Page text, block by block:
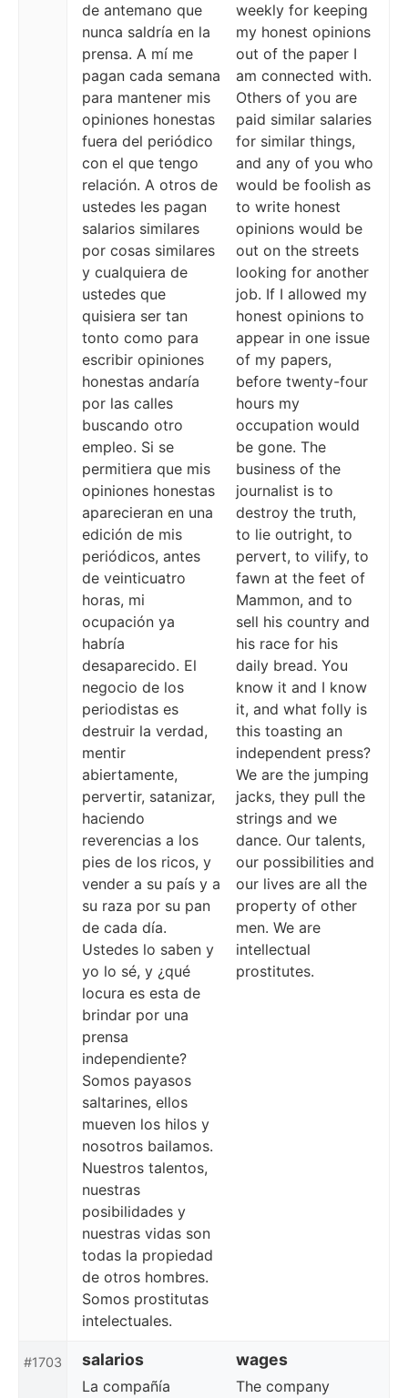
de antemano que
nunca saldría en la
prensa. A mí me
pagan cada semana
para mantener mis
opiniones honestas
fuera del periódico
con el que tengo
relación. A otros de
ustedes les pagan
salarios similares
por cosas similares
y cualquiera de
ustedes que
quisiera ser tan
tonto como para
escribir opiniones
honestas andaría
por las calles
buscando otro
empleo. Si se
permitiera que mis
opiniones honestas
aparecieran en una
edición de mis
periódicos, antes
de veinticuatro
horas, mi
ocupación ya
habría
desaparecido. El
negocio de los
periodistas es
destruir la verdad,
mentir
abiertamente,
pervertir, satanizar,
haciendo
reverencias a los
pies de los ricos, y
vender a su país y a
su raza por su pan
de cada día.
Ustedes lo saben y
yo lo sé, y ¿qué
locura es esta de
brindar por una
prensa
independiente?
Somos payasos
saltarines, ellos
mueven los hilos y
nosotros bailamos.
Nuestros talentos,
nuestras
posibilidades y
nuestras vidas son
todas la propiedad
de otros hombres.
Somos prostitutas
intelectuales.
weekly for keeping
my honest opinions
out of the paper I
am connected with.
Others of you are
paid similar salaries
for similar things,
and any of you who
would be foolish as
to write honest
opinions would be
out on the streets
looking for another
job. If I allowed my
honest opinions to
appear in one issue
of my papers,
before twenty-four
hours my
occupation would
be gone. The
business of the
journalist is to
destroy the truth,
to lie outright, to
pervert, to vilify, to
fawn at the feet of
Mammon, and to
sell his country and
his race for his
daily bread. You
know it and I know
it, and what folly is
this toasting an
independent press?
We are the jumping
jacks, they pull the
strings and we
dance. Our talents,
our possibilities and
our lives are all the
property of other
men. We are
intellectual
prostitutes.
#1703 salarios wages
La compañía
The company